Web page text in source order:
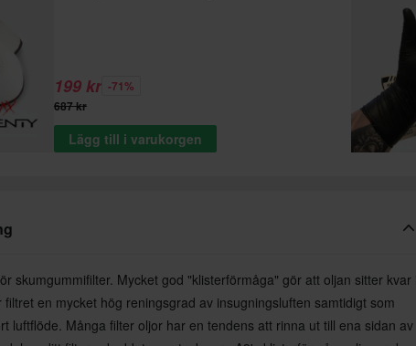
199 kr -71%
687 kr
Lägg till i varukorgen
skumgummifilter. Mycket god "klisterförmåga" gör att oljan sitter kvar i
en mycket hög reningsgrad av insugningsluften samtidigt som
luftflöde. Många filter oljor har en tendens att rinna ut till ena sidan av